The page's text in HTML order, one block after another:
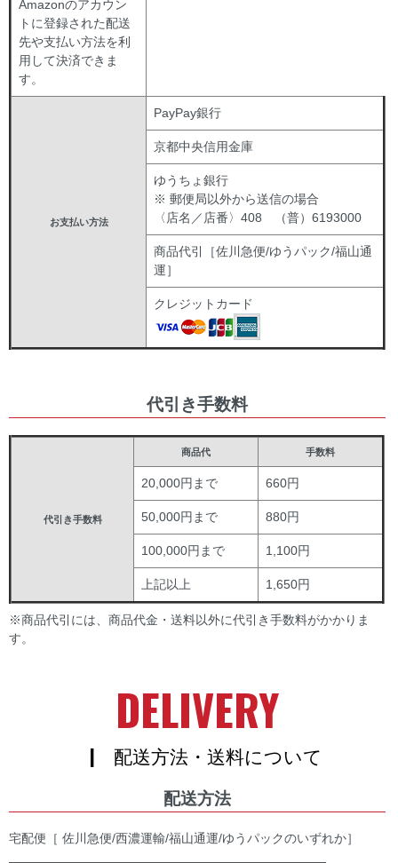
Amazonのアカウン
トに登録された配送
先や支払い方法を利
用して決済できま
す。
お支払い方法
PayPay銀行
京都中央信用金庫
ゆうちょ銀行
※ 郵便局以外から送信の場合
〈店名／店番〉408 （普）6193000
商品代引［佐川急便/ゆうパック/福山通
運］
クレジットカード
代引き手数料
代引き手数料
商品代 手数料
20,000円まで 660円
50,000円まで 880円
100,000円まで 1,100円
上記以上 1,650円
※商品代引には、商品代金・送料以外に代引き手数料がかかりま
す。
DELIVERY
| 配送方法・送料について
配送方法
宅配便［ 佐川急便/西濃運輸/福山通運/ゆうパックのいずれか］